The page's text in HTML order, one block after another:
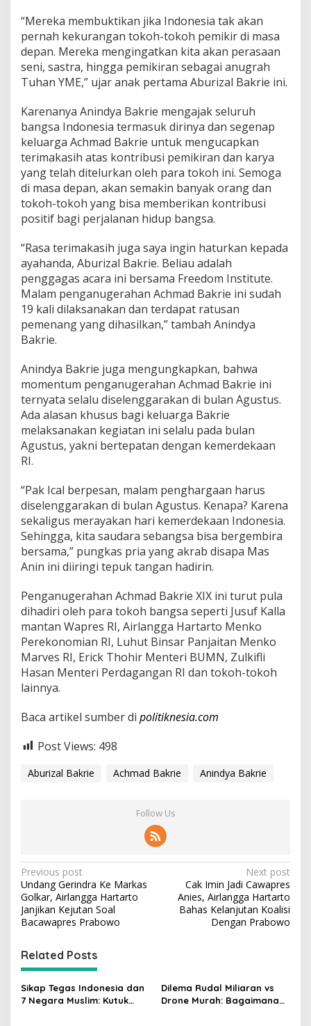
a
n
g
a
“Mereka membuktikan jika Indonesia tak akan
pernah kekurangan tokoh-tokoh pemikir di masa
depan. Mereka mengingatkan kita akan perasaan
seni, sastra, hingga pemikiran sebagai anugrah
Tuhan YME,” ujar anak pertama Aburizal Bakrie ini.
Karenanya Anindya Bakrie mengajak seluruh
bangsa Indonesia termasuk dirinya dan segenap
keluarga Achmad Bakrie untuk mengucapkan
terimakasih atas kontribusi pemikiran dan karya
yang telah ditelurkan oleh para tokoh ini. Semoga
di masa depan, akan semakin banyak orang dan
tokoh-tokoh yang bisa memberikan kontribusi
positif bagi perjalanan hidup bangsa.
“Rasa terimakasih juga saya ingin haturkan kepada
ayahanda, Aburizal Bakrie. Beliau adalah
penggagas acara ini bersama Freedom Institute.
Malam penganugerahan Achmad Bakrie ini sudah
19 kali dilaksanakan dan terdapat ratusan
pemenang yang dihasilkan,” tambah Anindya
Bakrie.
Anindya Bakrie juga mengungkapkan, bahwa
momentum penganugerahan Achmad Bakrie ini
ternyata selalu diselenggarakan di bulan Agustus.
Ada alasan khusus bagi keluarga Bakrie
melaksanakan kegiatan ini selalu pada bulan
Agustus, yakni bertepatan dengan kemerdekaan
RI.
“Pak Ical berpesan, malam penghargaan harus
diselenggarakan di bulan Agustus. Kenapa? Karena
sekaligus merayakan hari kemerdekaan Indonesia.
Sehingga, kita saudara sebangsa bisa bergembira
bersama,” pungkas pria yang akrab disapa Mas
Anin ini diiringi tepuk tangan hadirin.
Penganugerahan Achmad Bakrie XIX ini turut pula
dihadiri oleh para tokoh bangsa seperti Jusuf Kalla
mantan Wapres RI, Airlangga Hartarto Menko
Perekonomian RI, Luhut Binsar Panjaitan Menko
Marves RI, Erick Thohir Menteri BUMN, Zulkifli
Hasan Menteri Perdagangan RI dan tokoh-tokoh
lainnya.
Baca artikel sumber di politiknesia.com
Post Views: 498
Aburizal Bakrie Achmad Bakrie Anindya Bakrie
Follow Us
P
o
s
n
a
v
Previous post
Undang Gerindra Ke Markas
Golkar, Airlangga Hartarto
Janjikan Kejutan Soal
Bacawapres Prabowo
Next post
Cak Imin Jadi Cawapres
Anies, Airlangga Hartarto
Bahas Kelanjutan Koalisi
Dengan Prabowo
Related Posts
Sikap Tegas Indonesia dan
7 Negara Muslim: Kutuk
Dilema Rudal Miliaran vs
Drone Murah: Bagaimana